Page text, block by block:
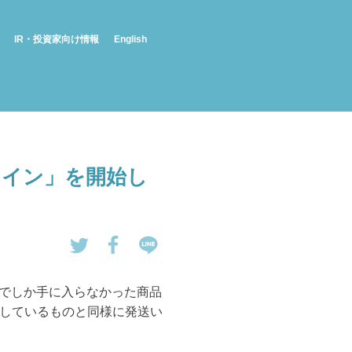
IR・投資家向け情報 English
ン」を開始し
す
る
bo
ok
NE
で
送
しか手に入らなかった商品
ているものと同様に発送い